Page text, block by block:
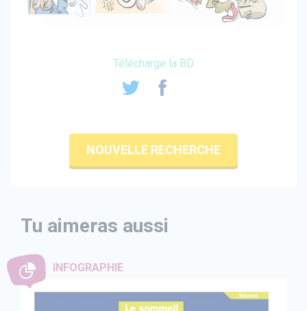
Télécharge la BD
NOUVELLE RECHERCHE
Tu aimeras aussi
INFOGRAPHIE